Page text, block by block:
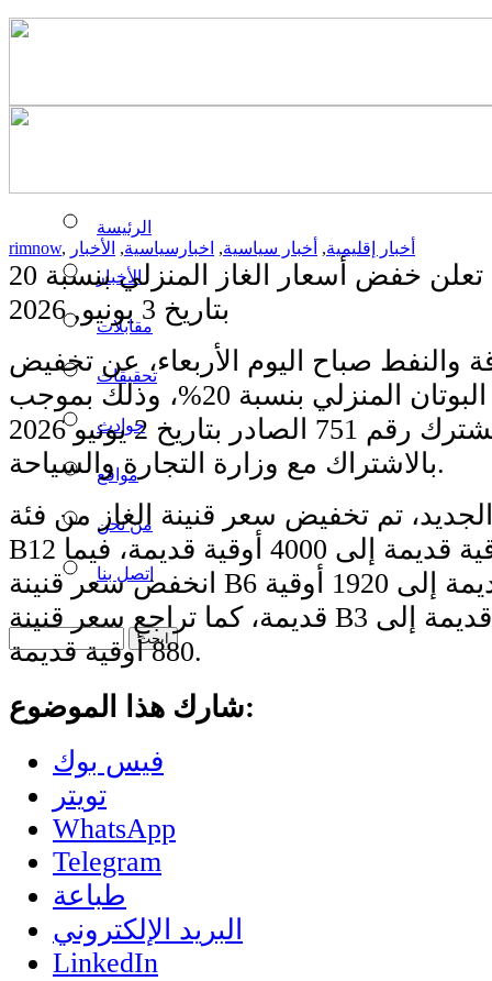
الرئيسة
الأخبار
مقابلات
تحقيقات
حوادث
مواقع
من نحن
اتصل بنا
rimnow, أخبار إقليمية, أخبار سياسية, اخبارسياسية, الأخبار
بتاريخ 3 يونيو, 2026
والنفط صباح اليوم الأربعاء، عن تخفيض
أسعار قنينات غاز البوتان المنزلي بنسبة 20%، وذلك بموجب
المقرر الوزاري المشترك رقم 751 الصادر بتاريخ 2 يونيو 2026
بالاشتراك مع وزارة التجارة والسياحة.
تم تخفيض سعر قنينة الغاز من فئة
B12 من 5000 أوقية قديمة إلى 4000 أوقية قديمة، فيما
انخفض سعر قنينة B6 من 2400 أوقية قديمة إلى 1920 أوقية
قديمة، كما تراجع سعر قنينة B3 من 1100 أوقية قديمة إلى
880 أوقية قديمة.
شارك هذا الموضوع:
فيس بوك
تويتر
WhatsApp
Telegram
طباعة
البريد الإلكتروني
LinkedIn